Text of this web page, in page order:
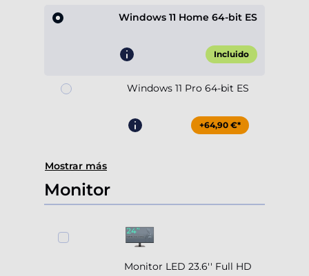
Windows 11 Home 64-bit ES
Incluido
Windows 11 Pro 64-bit ES
+64,90 €*
Mostrar más
Monitor
Monitor LED 23.6'' Full HD